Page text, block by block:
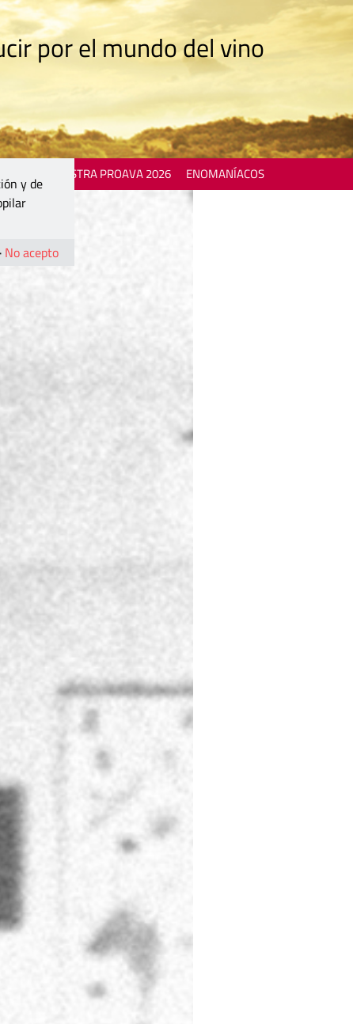
por el mundo del vino
MOSTRA PROAVA 2026 ENOMANÍACOS
y de
· No acepto